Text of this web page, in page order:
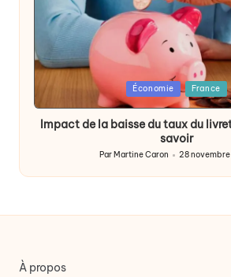
Économie France
Impact de la baisse du taux du
savoir
par
Par Martine Caron 28
À propos